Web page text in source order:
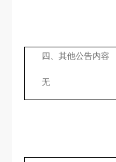
四、其他公告内容
无